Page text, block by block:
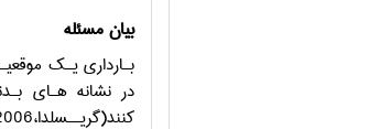
بیان مسئله
بـارداري يـك
در نشانه هـاي
كنند(گريــسلدا،2006) دوره بــارداري دربرگيرنــده تغييــرات بــسياري اســت و از ايــن رواســترس زا به شمار مي رود (لي،1995).